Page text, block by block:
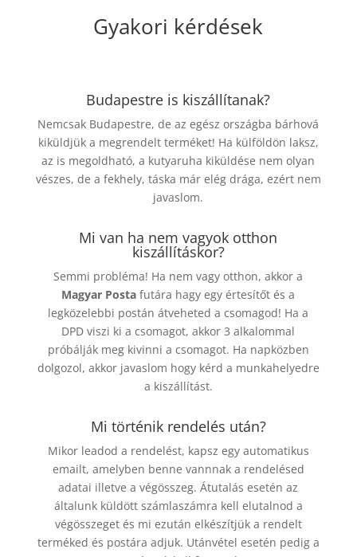
Gyakori kérdések
Budapestre is kiszállítanak?
Nemcsak Budapestre, de az egész országba bárhová
kiküldjük a megrendelt terméket! Ha külföldön laksz,
az is megoldható, a kutyaruha kiküldése nem olyan
vészes, de a fekhely, táska már elég drága, ezért nem
javaslom.
Mi van ha nem vagyok otthon
kiszállításkor?
Semmi probléma! Ha nem vagy otthon, akkor a
Magyar Postafutára hagy egy értesítőt és a
legközelebbi postán átveheted a csomagod! Ha a
DPD viszi ki a csomagot, akkor 3 alkalommal
próbálják meg kivinni a csomagot. Ha napközben
dolgozol, akkor javaslom hogy kérd a munkahelyedre
a kiszállítást.
Mi történik rendelés után?
Mikor leadod a rendelést, kapsz egy automatikus
emailt, amelyben benne vannnak a rendelésed
adatai illetve a végösszeg. Átutalás esetén az
általunk küldött számlaszámra kell elutalnod a
végösszeget és mi ezután elkészítjük a rendelt
terméked és postára adjuk. Utánvétel esetén pedig a